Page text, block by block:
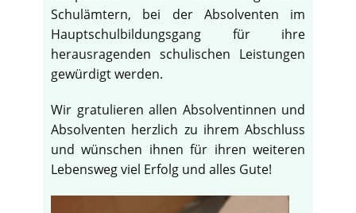
Schulämtern, bei der Absolventen im
Hauptschulbildungsgang für ihre
herausragenden schulischen Leistungen
gewürdigt werden.
Wir gratulieren allen Absolventinnen und
Absolventen herzlich zu ihrem Abschluss
und wünschen ihnen für ihren weiteren
Lebensweg viel Erfolg und alles Gute!